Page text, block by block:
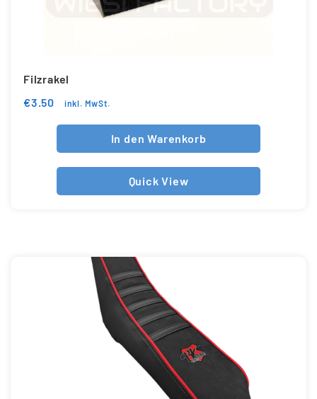
Filzrakel
€3.50 inkl. MwSt.
In den Warenkorb
Quick View